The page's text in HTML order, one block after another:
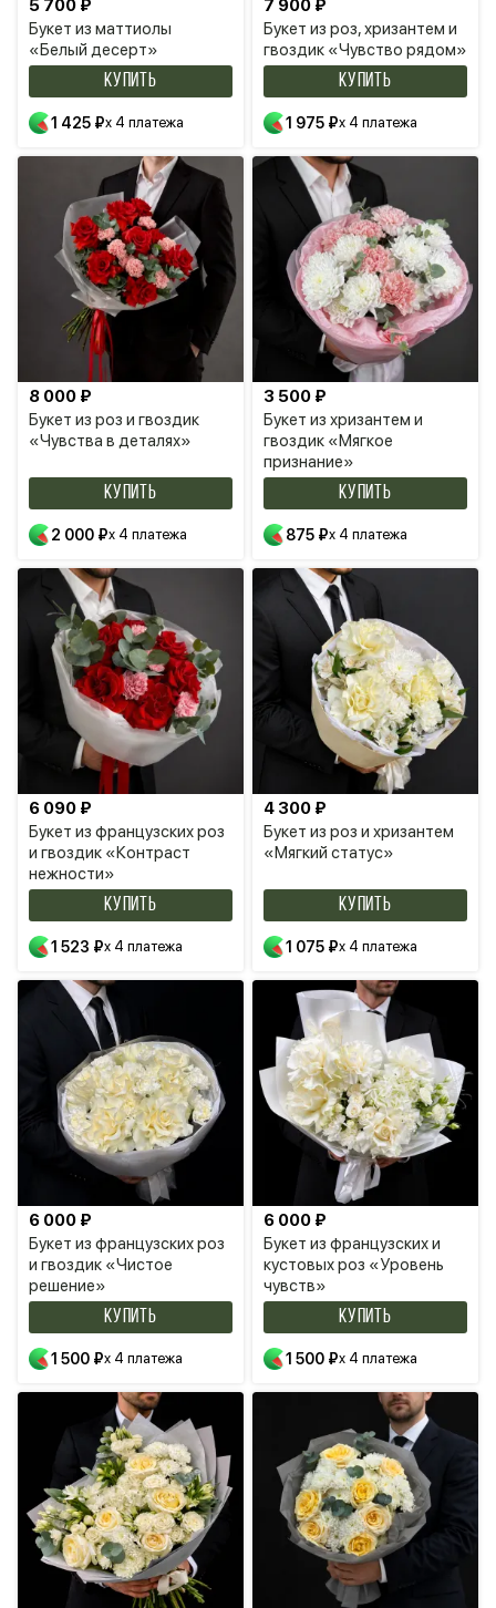
Букет из маттиолы
«Белый десерт»
5 700 ₽
КУПИТЬ
1 425 ₽x 4 платежа
Букет из роз, хризантем и
гвоздик «Чувство рядом»
7 900 ₽
КУПИТЬ
1 975 ₽x 4 платежа
Букет из роз и гвоздик
«Чувства в деталях»
8 000 ₽
КУПИТЬ
2 000 ₽x 4 платежа
Букет из хризантем и
гвоздик «Мягкое
признание»
3 500 ₽
КУПИТЬ
875 ₽x 4 платежа
Букет из французских роз
и гвоздик «Контраст
нежности»
6 090 ₽
КУПИТЬ
1 523 ₽x 4 платежа
Букет из роз и хризантем
«Мягкий статус»
4 300 ₽
КУПИТЬ
1 075 ₽x 4 платежа
Букет из французских роз
и гвоздик «Чистое
решение»
6 000 ₽
КУПИТЬ
1 500 ₽x 4 платежа
Букет из французских и
кустовых роз «Уровень
чувств»
6 000 ₽
КУПИТЬ
1 500 ₽x 4 платежа